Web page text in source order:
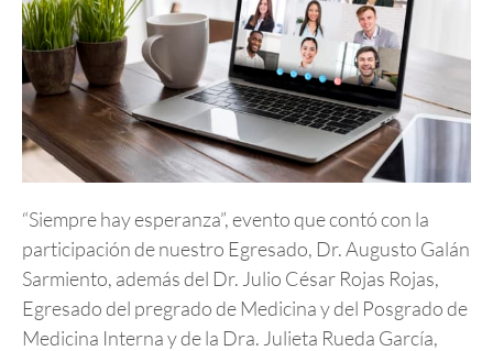
“Siempre hay esperanza”, evento que contó con la
participación de nuestro Egresado, Dr. Augusto Galán
Sarmiento, además del Dr. Julio César Rojas Rojas,
Egresado del pregrado de Medicina y del Posgrado de
Medicina Interna y de la Dra. Julieta Rueda García,